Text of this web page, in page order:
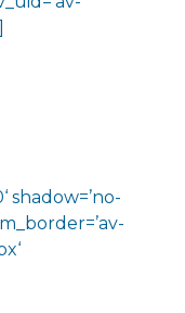
shadow=’no-